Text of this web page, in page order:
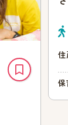
住
保